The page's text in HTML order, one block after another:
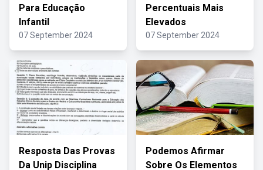
Para Educação
Infantil
07 September 2024
Percentuais Mais
Elevados
07 September 2024
Resposta Das Provas
Da Unip Disciplina
Podemos Afirmar
Sobre Os Elementos